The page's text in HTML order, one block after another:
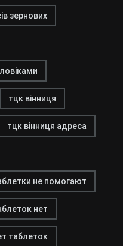
зернових
тцк вінниця
тцк вінниця адреса
не помогают
нет
таблеток